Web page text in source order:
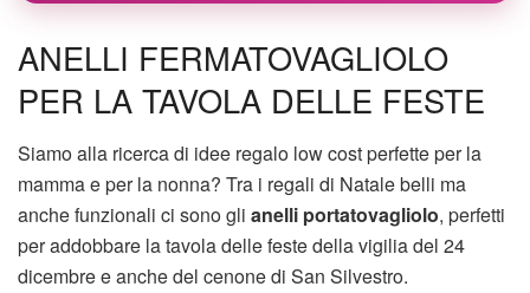
ANELLI FERMATOVAGLIOLO
PER LA TAVOLA DELLE FESTE
Siamo alla ricerca di idee regalo low cost perfette per la
mamma e per la nonna? Tra i regali di Natale belli ma
anche funzionali ci sono gli anelli portatovagliolo, perfetti
per addobbare la tavola delle feste della vigilia del 24
dicembre e anche del cenone di San Silvestro.